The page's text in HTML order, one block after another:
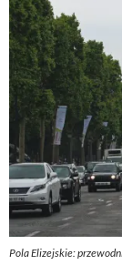
Pola Elizejskie: